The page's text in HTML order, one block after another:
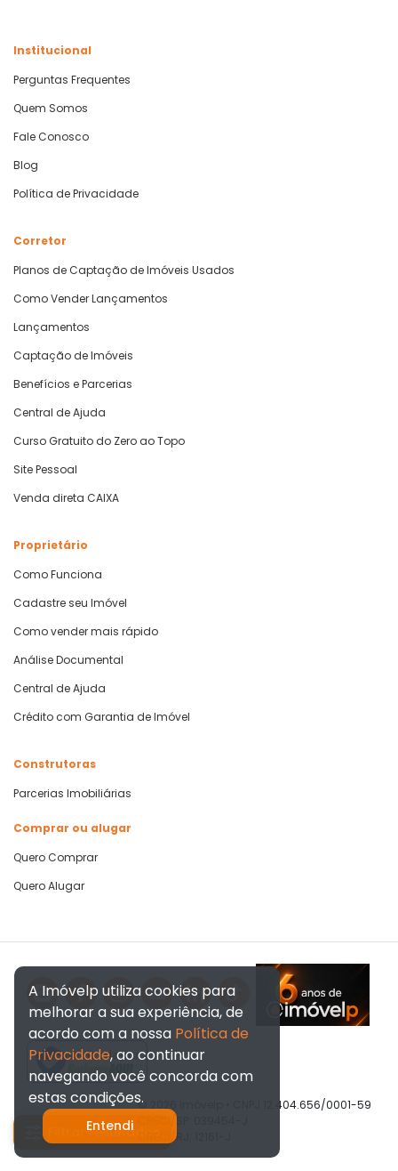
Filtrar resultados
Institucional
Perguntas Frequentes
Quem Somos
Fale Conosco
Blog
Política de Privacidade
Corretor
Planos de Captação de Imóveis Usados
Como Vender Lançamentos
Lançamentos
Captação de Imóveis
Benefícios e Parcerias
Central de Ajuda
Curso Gratuito do Zero ao Topo
Site Pessoal
Venda direta CAIXA
Proprietário
Como Funciona
Cadastre seu Imóvel
Como vender mais rápido
Análise Documental
Central de Ajuda
Crédito com Garantia de Imóvel
Construtoras
Parcerias Imobiliárias
Comprar ou alugar
Quero Comprar
Quero Alugar
Verificada por
© 2026 Imóvelp • CNPJ 12.404.656/0001-59
CRECI/SP: 039454-J
CRECI/RJ: 12161-J
A Imóvelp utiliza cookies para
melhorar a sua experiência, de
acordo com a nossa Política de
Privacidade, ao continuar
navegando você concorda com
estas condições.
Entendi